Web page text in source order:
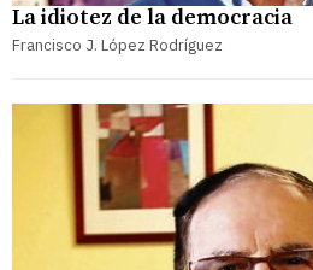
La idiotez de la democracia
Francisco J. López Rodríguez